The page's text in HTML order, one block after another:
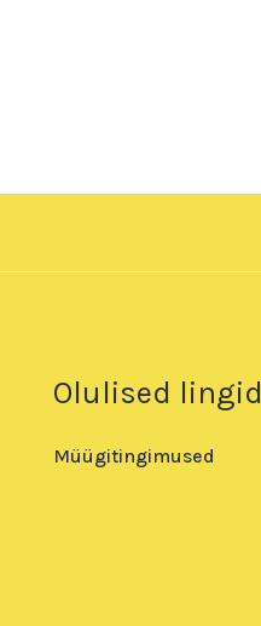
Olulised lingid
Müügitingimused